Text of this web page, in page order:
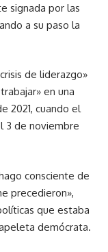
signada por las
a su paso la
de liderazgo»
en una
2021, cuando el
3 de noviembre
consciente de
precedieron»,
que estaba
demócrata.